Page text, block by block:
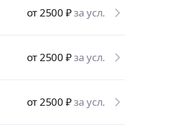
от 2500 ₽за усл.
от 2500 ₽за усл.
от 2500 ₽за усл.